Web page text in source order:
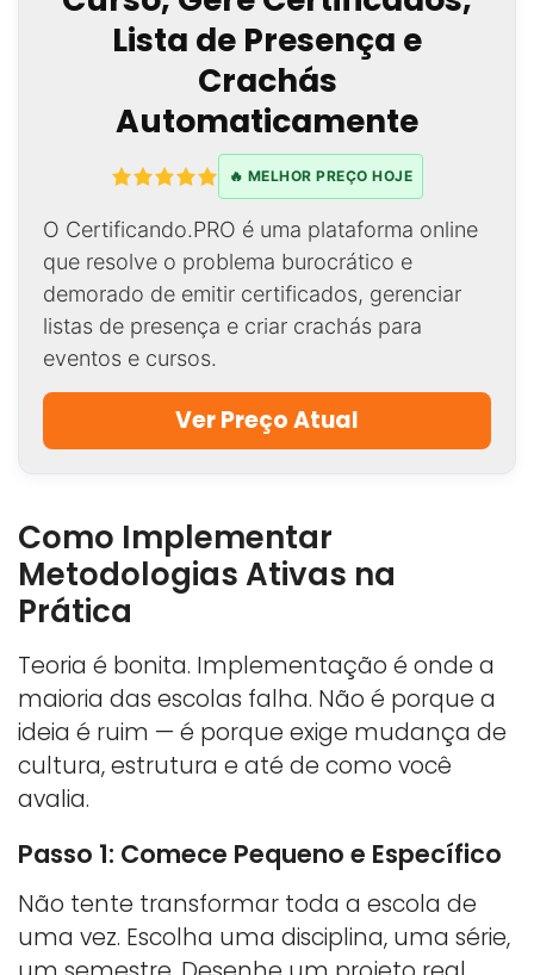
Lista de Presença e
Crachás
Automaticamente
🔥 MELHOR PREÇO HOJE
O Certificando.PRO é uma plataforma online
que resolve o problema burocrático e
demorado de emitir certificados, gerenciar
listas de presença e criar crachás para
eventos e cursos.
Ver Preço Atual
Como Implementar
Metodologias Ativas na
Prática
Teoria é bonita. Implementação é onde a
maioria das escolas falha. Não é porque a
ideia é ruim — é porque exige mudança de
cultura, estrutura e até de como você
avalia.
Passo 1: Comece Pequeno e Específico
Não tente transformar toda a escola de
uma vez. Escolha uma disciplina, uma série,